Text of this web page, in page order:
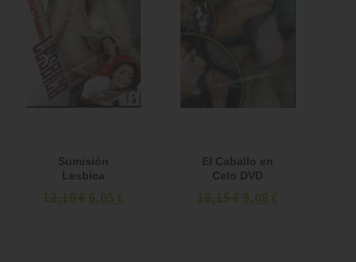
Sumisión
Lesbica
12,10 € 6,05 €
El Caballo en
Celo DVD
18,15 €9,08 €